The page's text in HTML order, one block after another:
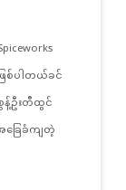
ြစ်ပါတယ်ခင်
န့်ဦးတီထွင်
ြေခံကျတဲ့